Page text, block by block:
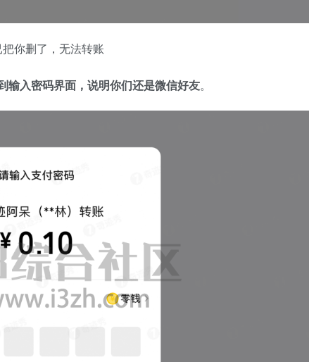
你删了，无法转账
输入密码界面，说明你们还是微信好友。